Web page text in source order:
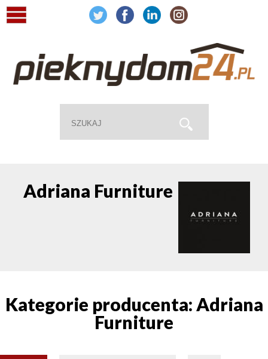
Adriana Furniture
Kategorie producenta: Adriana
Furniture